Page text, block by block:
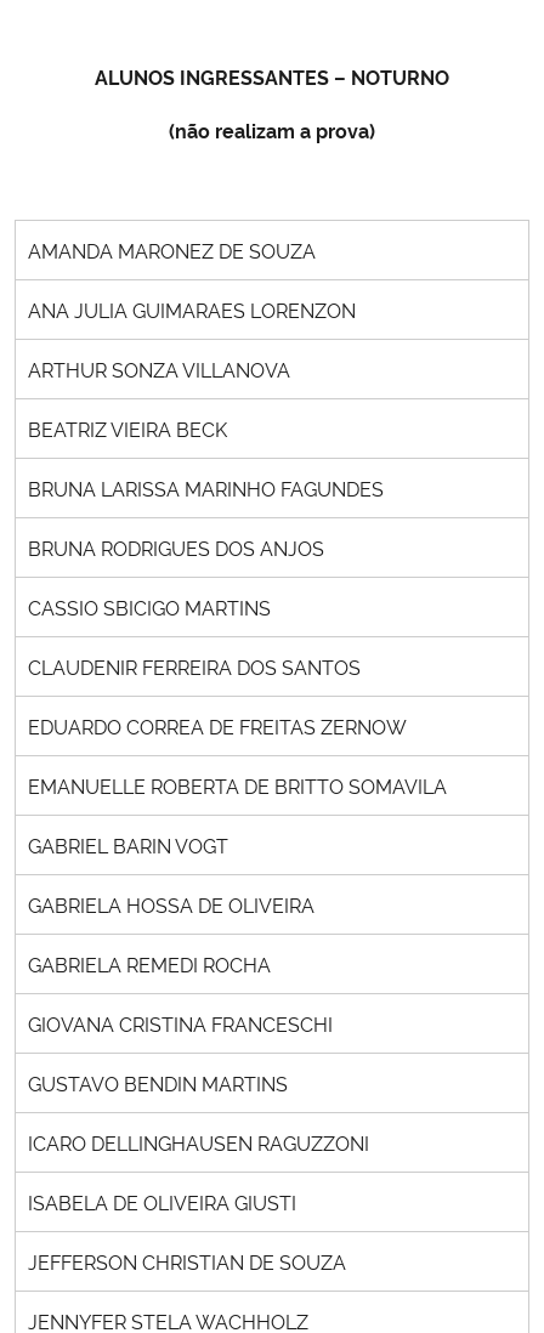
ALUNOS INGRESSANTES – NOTURNO
(não realizam a prova)
AMANDA MARONEZ DE SOUZA
ANA JULIA GUIMARAES LORENZON
ARTHUR SONZA VILLANOVA
BEATRIZ VIEIRA BECK
BRUNA LARISSA MARINHO FAGUNDES
BRUNA RODRIGUES DOS ANJOS
CASSIO SBICIGO MARTINS
CLAUDENIR FERREIRA DOS SANTOS
EDUARDO CORREA DE FREITAS ZERNOW
EMANUELLE ROBERTA DE BRITTO SOMAVILA
GABRIEL BARIN VOGT
GABRIELA HOSSA DE OLIVEIRA
GABRIELA REMEDI ROCHA
GIOVANA CRISTINA FRANCESCHI
GUSTAVO BENDIN MARTINS
ICARO DELLINGHAUSEN RAGUZZONI
ISABELA DE OLIVEIRA GIUSTI
JEFFERSON CHRISTIAN DE SOUZA
JENNYFER STELA WACHHOLZ